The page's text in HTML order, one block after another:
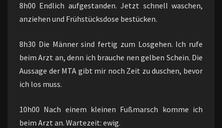
8h00 Endlich aufgestanden. Jetzt schnell waschen,
anziehen und Frühstücksdose bestücken.
8h30 Die Männer sind fertig zum Losgehen. Ich rufe
beim Arzt an, denn ich brauche nen gelben Schein. Die
Aussage der MTA gibt mir noch Zeit zu duschen, bevor
ich los muss.
10h00 Nach einem kleinen Fußmarsch komme ich
beim Arzt an. Wartezeit: ewig.